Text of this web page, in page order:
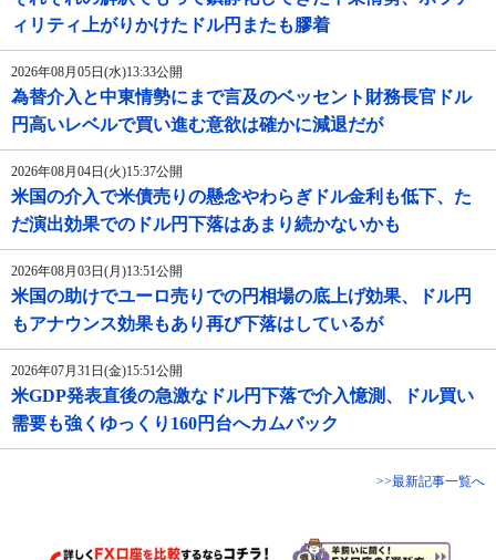
ィリティ上がりかけたドル円またも膠着
2026年08月05日(水)13:33公開
為替介入と中東情勢にまで言及のベッセント財務長官ドル
円高いレベルで買い進む意欲は確かに減退だが
2026年08月04日(火)15:37公開
米国の介入で米債売りの懸念やわらぎドル金利も低下、た
だ演出効果でのドル円下落はあまり続かないかも
2026年08月03日(月)13:51公開
米国の助けでユーロ売りでの円相場の底上げ効果、ドル円
もアナウンス効果もあり再び下落はしているが
2026年07月31日(金)15:51公開
米GDP発表直後の急激なドル円下落で介入憶測、ドル買い
需要も強くゆっくり160円台へカムバック
>>最新記事一覧へ